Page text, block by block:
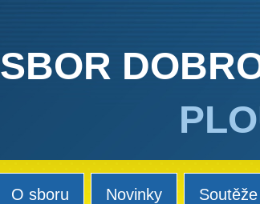
SBOR
O sboru Novinky Soutěže